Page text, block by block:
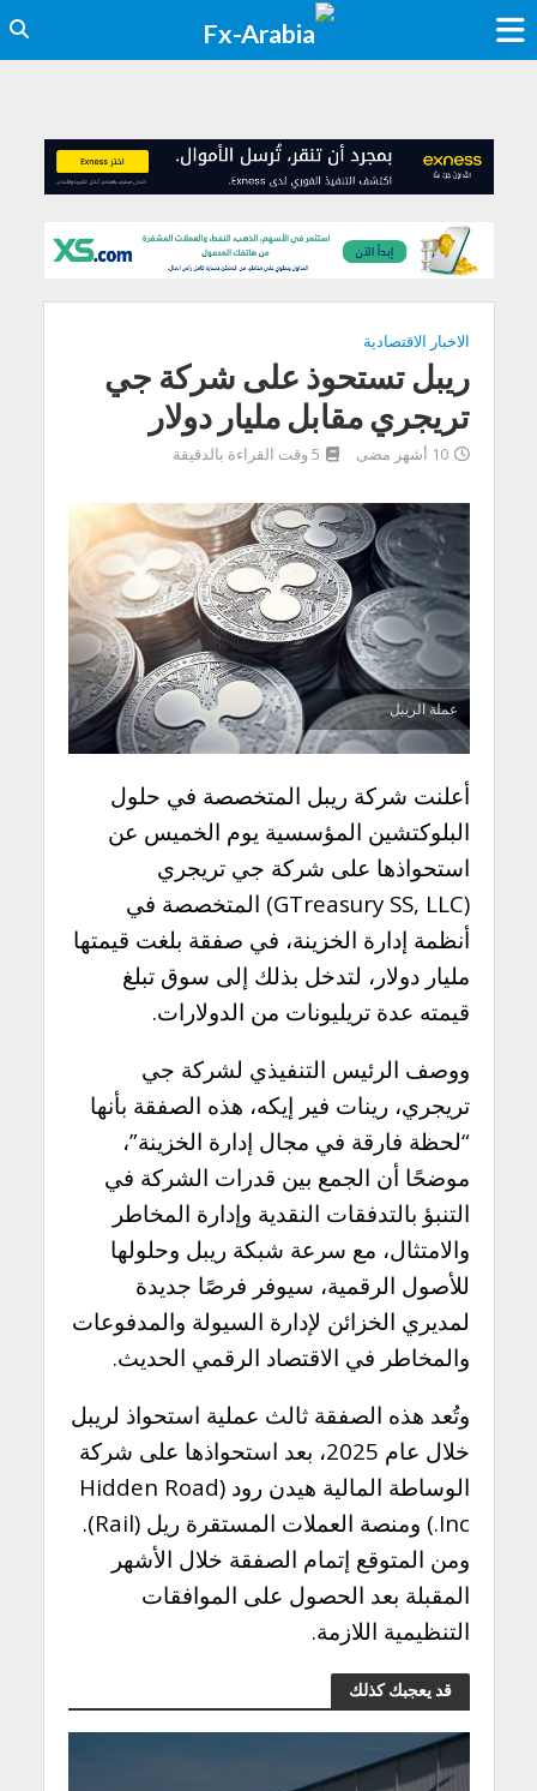
الاخبار الاقتصادية
ريبل تستحوذ على شركة جي
تريجري مقابل مليار دولار
10 أشهر مضى 5 وقت القراءة بالدقيقة
عملة الريبل
قال ChatGPT:
أعلنت شركة ريبل المتخصصة في حلول
البلوكتشين المؤسسية يوم الخميس عن
استحواذها على شركة جي تريجري
(GTreasury SS, LLC) المتخصصة في
أنظمة إدارة الخزينة، في صفقة بلغت قيمتها
مليار دولار، لتدخل بذلك إلى سوق تبلغ
قيمته عدة تريليونات من الدولارات.
ووصف الرئيس التنفيذي لشركة جي
تريجري، رينات فير إيكه، هذه الصفقة بأنها
“لحظة فارقة في مجال إدارة الخزينة”،
موضحًا أن الجمع بين قدرات الشركة في
التنبؤ بالتدفقات النقدية وإدارة المخاطر
والامتثال، مع سرعة شبكة ريبل وحلولها
للأصول الرقمية، سيوفر فرصًا جديدة
لمديري الخزائن لإدارة السيولة والمدفوعات
والمخاطر في الاقتصاد الرقمي الحديث.
وتُعد هذه الصفقة ثالث عملية استحواذ لريبل
خلال عام 2025، بعد استحواذها على شركة
الوساطة المالية هيدن رود (Hidden Road
Inc.) ومنصة العملات المستقرة ريل (Rail).
ومن المتوقع إتمام الصفقة خلال الأشهر
المقبلة بعد الحصول على الموافقات
التنظيمية اللازمة.
قد يعجبك كذلك